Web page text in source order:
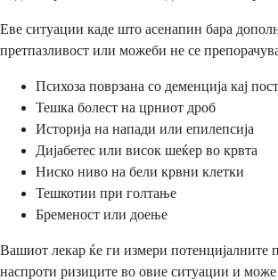
Еве ситуации каде што асенапин бара
претпазливост или можеби не се
Психоза поврзана со деменција кај
Тешка болест на црниот дроб
Историја на напади или епилепсија
Дијабетес или висок шеќер во крвта
Ниско ниво на бели крвни клетки
Тешкотии при голтање
Бременост или доење
Вашиот лекар ќе ги измери потенцијалните
наспроти ризиците во овие ситуации и може